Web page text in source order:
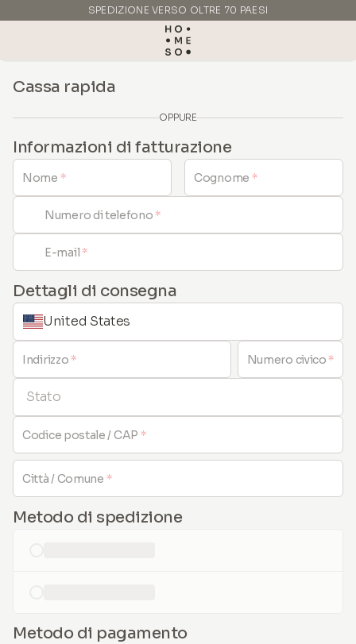
SPEDIZIONE VERSO OLTRE 70 PAESI
REALIZZATO IN ITALIA
Cassa rapida
OPPURE
Informazioni di fatturazione
Nome * Cognome *
Numero di telefono*
E-mail*
Dettagli di consegna
United States
Indirizzo* Numero civico*
Stato
Codice postale / CAP *
Città / Comune *
Metodo di spedizione
Metodo di pagamento